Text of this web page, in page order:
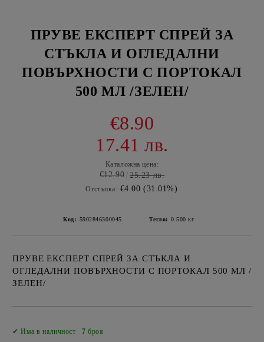
ПРУВЕ ЕКСПЕРТ СПРЕЙ ЗА
СТЪКЛА И ОГЛЕДАЛНИ
ПОВЪРХНОСТИ С ПОРТОКАЛ
500 МЛ /ЗЕЛЕН/
€8.90
17.41 лв.
Каталожна цена:
€12.90 25.23 лв.
Отстъпка: €4.00 (31.01%)
Код: 5902846300045 Тегло: 0.500 кг
ПРУВЕ ЕКСПЕРТ СПРЕЙ ЗА СТЪКЛА И
ОГЛЕДАЛНИ ПОВЪРХНОСТИ С ПОРТОКАЛ 500 МЛ /
ЗЕЛЕН/
✔ Има в наличност7 броя